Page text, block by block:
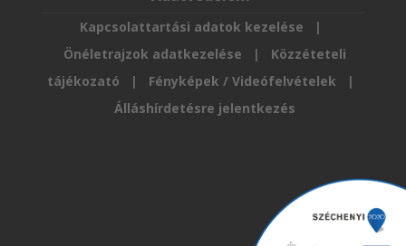
Kapcsolattartási adatok kezelése |
Önéletrajzok adatkezelése
| Közzéteteli
tájékozató | Fényképek / Videófelvételek |
Álláshírdetésre jelentkezés